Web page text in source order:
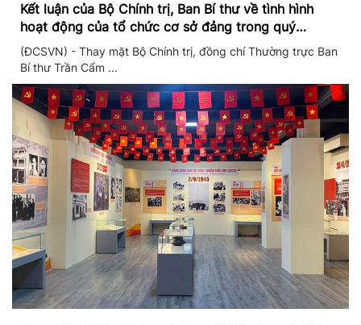
Kết luận của Bộ Chính trị, Ban Bí thư về tình hình
hoạt động của tổ chức cơ sở đảng trong quý
II/2026
(ĐCSVN) - Thay mặt Bộ Chính trị, đồng chí Thường trực Ban
Bí thư Trần Cẩm ...